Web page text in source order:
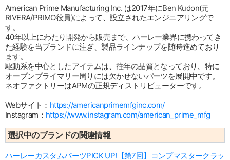
American Prime Manufacturing Inc. は2017年にBen Kudon(元
RIVERA/PRIMO役員)によって、設立されたエンジニアリングで
す。
40年以上にわたり開発から販売まで、ハーレー業界に携わってき
た経験を当ブランドに注ぎ、製品ラインナップを随時進めており
ます。
駆動系を中心としたアイテムは、往年の品質となっており、特に
オープンプライマリー周りには欠かせないパーツを展開中です。
ネオファクトリーはAPMの正規ディストリビューターです。
Webサイト： https://americanprimemfginc.com/
Instagram： https://www.instagram.com/american_prime_mfg
選択中のブランドの関連情報
ハーレーカスタムパーツPICK UP!【第7回】コンプマスタークラッ